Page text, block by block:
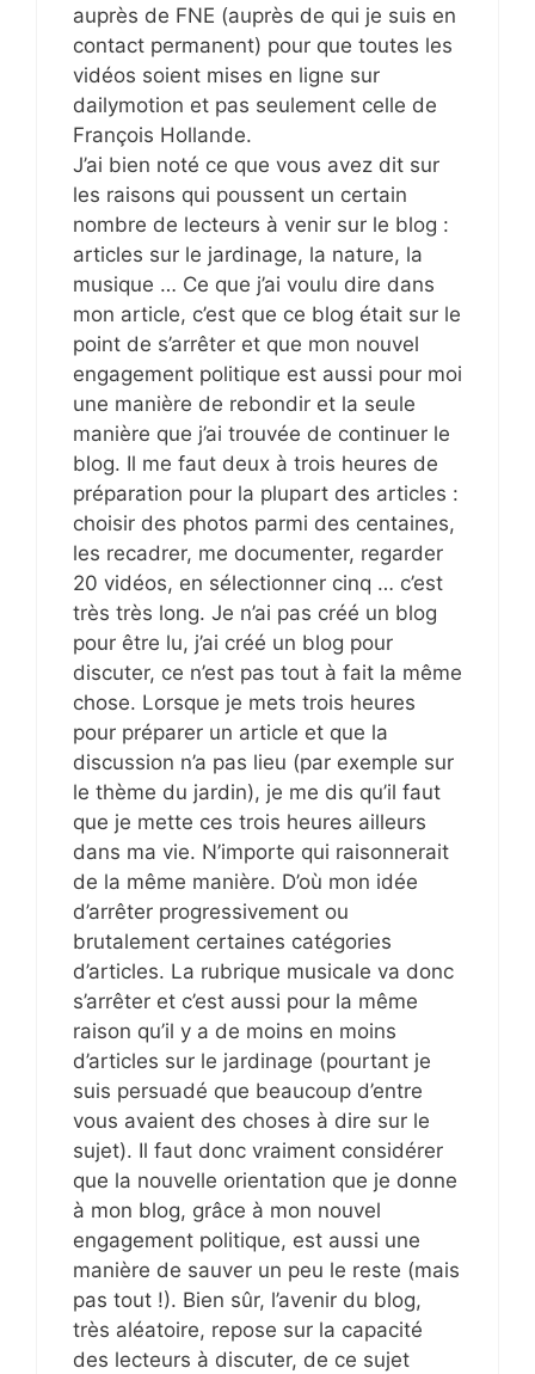
auprès de FNE (auprès de qui je suis en
contact permanent) pour que toutes les
vidéos soient mises en ligne sur
dailymotion et pas seulement celle de
François Hollande.
J’ai bien noté ce que vous avez dit sur
les raisons qui poussent un certain
nombre de lecteurs à venir sur le blog :
articles sur le jardinage, la nature, la
musique … Ce que j’ai voulu dire dans
mon article, c’est que ce blog était sur le
point de s’arrêter et que mon nouvel
engagement politique est aussi pour moi
une manière de rebondir et la seule
manière que j’ai trouvée de continuer le
blog. Il me faut deux à trois heures de
préparation pour la plupart des articles :
choisir des photos parmi des centaines,
les recadrer, me documenter, regarder
20 vidéos, en sélectionner cinq … c’est
très très long. Je n’ai pas créé un blog
pour être lu, j’ai créé un blog pour
discuter, ce n’est pas tout à fait la même
chose. Lorsque je mets trois heures
pour préparer un article et que la
discussion n’a pas lieu (par exemple sur
le thème du jardin), je me dis qu’il faut
que je mette ces trois heures ailleurs
dans ma vie. N’importe qui raisonnerait
de la même manière. D’où mon idée
d’arrêter progressivement ou
brutalement certaines catégories
d’articles. La rubrique musicale va donc
s’arrêter et c’est aussi pour la même
raison qu’il y a de moins en moins
d’articles sur le jardinage (pourtant je
suis persuadé que beaucoup d’entre
vous avaient des choses à dire sur le
sujet). Il faut donc vraiment considérer
que la nouvelle orientation que je donne
à mon blog, grâce à mon nouvel
engagement politique, est aussi une
manière de sauver un peu le reste (mais
pas tout !). Bien sûr, l’avenir du blog,
très aléatoire, repose sur la capacité
des lecteurs à discuter, de ce sujet